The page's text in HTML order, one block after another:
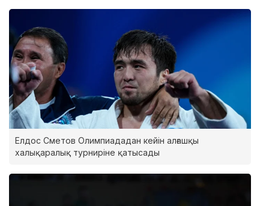
Елдос Сметов Олимпиададан кейін алғашқы
халықаралық турниріне қатысады